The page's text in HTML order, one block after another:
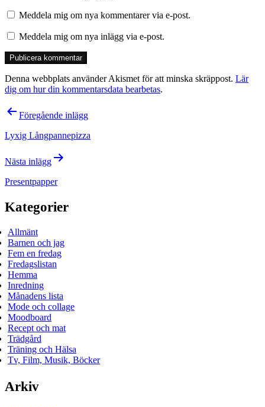
Meddela mig om nya kommentarer via e-post.
Meddela mig om nya inlägg via e-post.
Denna webbplats använder Akismet för att minska skräppost. Lär
dig om hur din kommentarsdata bearbetas.
Inläggsnavigering
Föregående inlägg
Lyxig Långpannepizza
Nästa inlägg
Presentpapper
Kategorier
Allmänt
Barnen och jag
Fem en fredag
Fredagslistan
Hemma
Inredning
Månadens lista
Mode och collage
Moodboard
Recept och mat
Trädgård
Träning och Hälsa
Tv, Film, Musik, Böcker
Arkiv